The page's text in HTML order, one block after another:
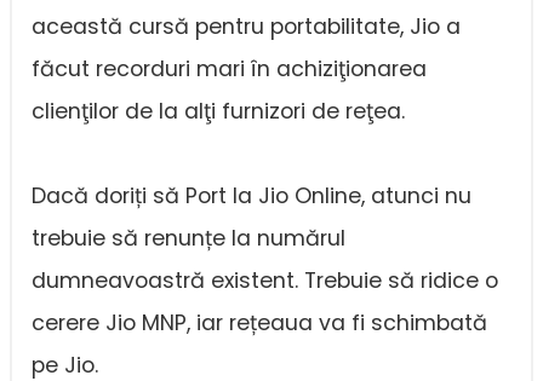
această cursă pentru portabilitate, Jio a
făcut recorduri mari în achiziţionarea
clienţilor de la alţi furnizori de reţea.
Dacă doriți să Port la Jio Online, atunci nu
trebuie să renunțe la numărul
dumneavoastră existent. Trebuie să ridice o
cerere Jio MNP, iar rețeaua va fi schimbată
pe Jio.